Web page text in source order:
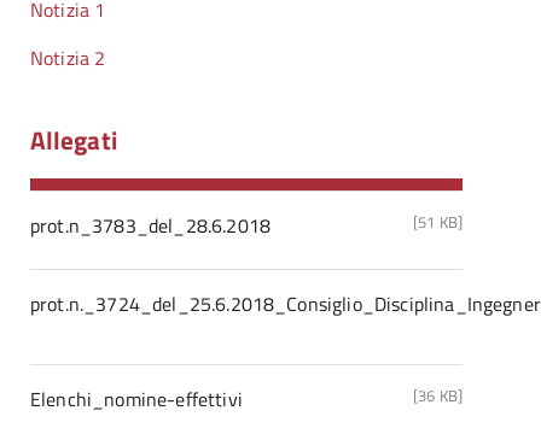
Notizia 1
Notizia 2
Allegati
prot.n_3783_del_28.6.2018 [51 KB]
Elenchi_nomine-effettivi [36 KB]